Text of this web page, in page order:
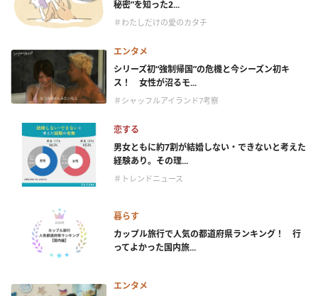
秘密”を知った2...
＃わたしだけの愛のカタチ
エンタメ
シリーズ初“強制帰国”の危機と今シーズン初キ
ス！ 女性が沼るモ...
＃シャッフルアイランド7考察
恋する
男女ともに約7割が結婚しない・できないと考えた
経験あり。その理...
＃トレンドニュース
暮らす
カップル旅行で人気の都道府県ランキング！ 行
ってよかった国内旅...
エンタメ